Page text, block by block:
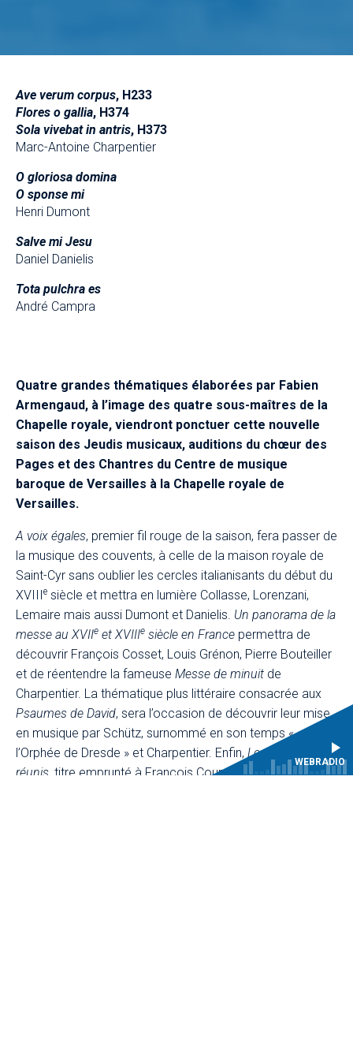
Ave verum corpus, H233
Flores o gallia, H374
Sola vivebat in antris, H373
Marc-Antoine Charpentier
O gloriosa domina
O sponse mi
Henri Dumont
Salve mi Jesu
Daniel Danielis
Tota pulchra es
André Campra
Quatre grandes thématiques élaborées par Fabien
Armengaud, à l’image des quatre sous-maîtres de la
Chapelle royale, viendront ponctuer cette nouvelle
saison des Jeudis musicaux, auditions du chœur des
Pages et des Chantres du Centre de musique
baroque de Versailles à la Chapelle royale de
Versailles.​
A voix égales, premier fil rouge de la saison, fera passer de
la musique des couvents, à celle de la maison royale de
Saint-Cyr sans oublier les cercles italianisants du début du
XVIIIe siècle et mettra en lumière Collasse, Lorenzani,
Lemaire mais aussi Dumont et Danielis. Un panorama de la
messe au XVIIe et XVIIIe siècle en France permettra de
découvrir François Cosset, Louis Grénon, Pierre Bouteiller
et de réentendre la fameuse Messe de minuit de
Charpentier. La thématique plus littéraire consacrée aux
Psaumes de David, sera l’occasion de découvrir leur mise
en musique par Schütz, surnommé en son temps «
l’Orphée de Dresde » et Charpentier. Enfin, Les goûts
réunis , titre emprunté à François Couperin, feront
WEBRADIO